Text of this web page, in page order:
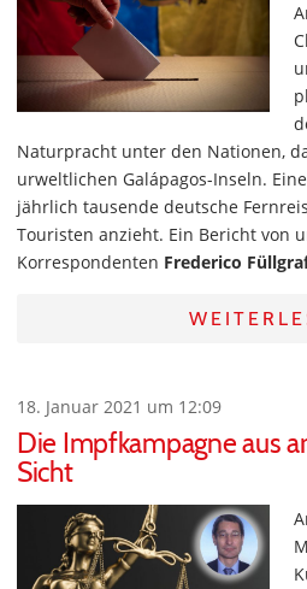
Naturpracht unter den Nationen,
urweltlichen Galápagos-Inseln.
jährlich tausende deutsche
Touristen anzieht. Ein Bericht von
Korrespondenten Frederico
18. Januar 2021 um 12:09
Die Impfkampagne aus
Sicht